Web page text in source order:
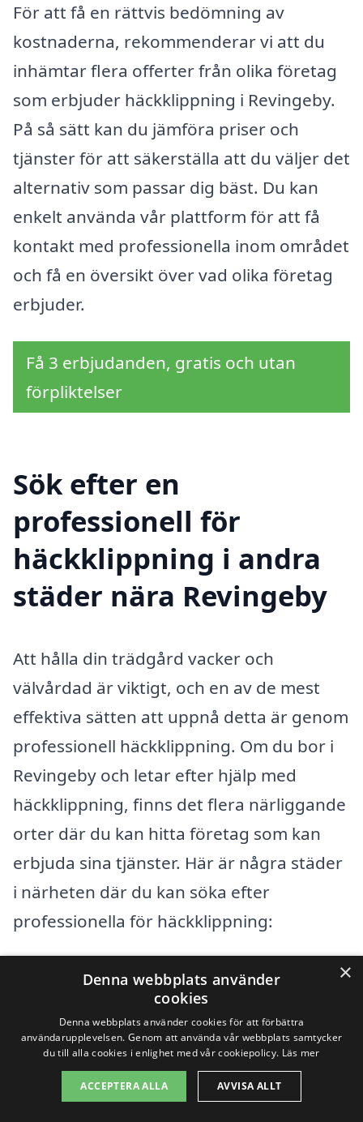
För att få en rättvis bedömning av
kostnaderna, rekommenderar vi att du
inhämtar flera offerter från olika företag
som erbjuder häckklippning i Revingeby.
På så sätt kan du jämföra priser och
tjänster för att säkerställa att du väljer det
alternativ som passar dig bäst. Du kan
enkelt använda vår plattform för att få
kontakt med professionella inom området
och få en översikt över vad olika företag
erbjuder.
Få 3 erbjudanden, gratis och utan
förpliktelser
Sök efter en
professionell för
häckklippning i andra
städer nära Revingeby
Att hålla din trädgård vacker och
välvårdad är viktigt, och en av de mest
effektiva sätten att uppnå detta är genom
professionell häckklippning. Om du bor i
Revingeby och letar efter hjälp med
häckklippning, finns det flera närliggande
orter där du kan hitta företag som kan
erbjuda sina tjänster. Här är några städer
i närheten där du kan söka efter
professionella för häckklippning:
Dalby
Sjöbo
Kävlinge
×
Denna webbplats använder
cookies
Denna webbplats använder cookies för att förbättra
användarupplevelsen. Genom att använda vår webbplats samtycker
du till alla cookies i enlighet med vår cookiepolicy. Läs mer
ACCEPTERA ALLA AVVISA ALLT